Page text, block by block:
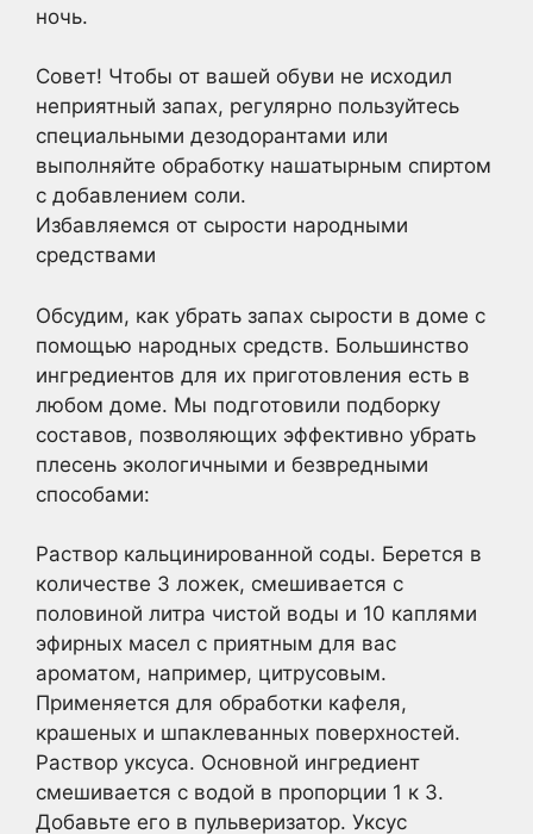
ночь.
Совет! Чтобы от вашей обуви не исходил
неприятный запах, регулярно пользуйтесь
специальными дезодорантами или
выполняйте обработку нашатырным спиртом
с добавлением соли.
Избавляемся от сырости народными
средствами
Обсудим, как убрать запах сырости в доме с
помощью народных средств. Большинство
ингредиентов для их приготовления есть в
любом доме. Мы подготовили подборку
составов, позволяющих эффективно убрать
плесень экологичными и безвредными
способами:
Раствор кальцинированной соды. Берется в
количестве 3 ложек, смешивается с
половиной литра чистой воды и 10 каплями
эфирных масел с приятным для вас
ароматом, например, цитрусовым.
Применяется для обработки кафеля,
крашеных и шпаклеванных поверхностей.
Раствор уксуса. Основной ингредиент
смешивается с водой в пропорции 1 к 3.
Добавьте его в пульверизатор. Уксус